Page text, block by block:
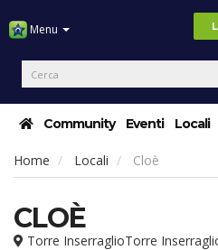
Menu
Community Eventi Locali
Home Locali Cloè
CLOÈ
Torre InserraglioTorre